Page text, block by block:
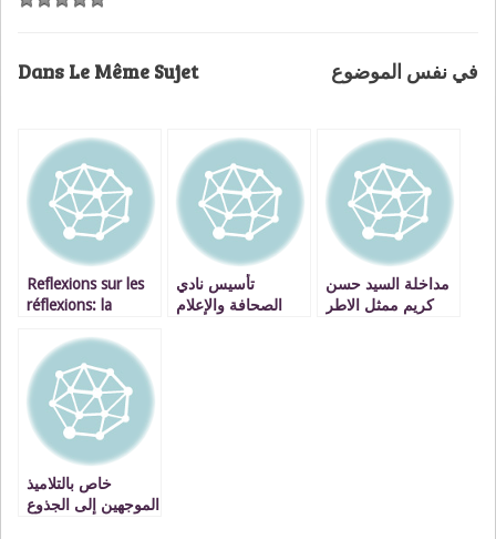
Dans Le Même Sujet في نفس الموضوع
Reflexions sur les
réflexions: la
parents, cela existe
تأسيس نادي
الصحافة والإعلام
مداخلة السيد حسن
كريم ممثل الاطر
خاص بالتلاميذ
الموجهين إلى الجذوع